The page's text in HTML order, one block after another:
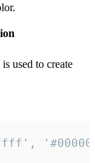
used to create